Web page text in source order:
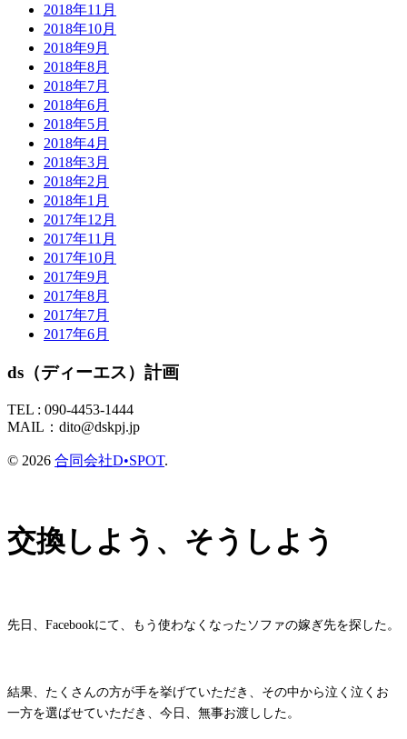
2018年11月
2018年10月
2018年9月
2018年8月
2018年7月
2018年6月
2018年5月
2018年4月
2018年3月
2018年2月
2018年1月
2017年12月
2017年11月
2017年10月
2017年9月
2017年8月
2017年7月
2017年6月
ds（ディーエス）計画
TEL : 090-4453-1444
MAIL： dito@dskpj.jp
© 2026 合同会社D•SPOT.
交換しよう、そうしよう
先日、Facebookにて、もう使わなくなったソファの嫁ぎ先を探した。
結果、たくさんの方が手を挙げていただき、その中から泣く泣くお
一方を選ばせていただき、今日、無事お渡しした。